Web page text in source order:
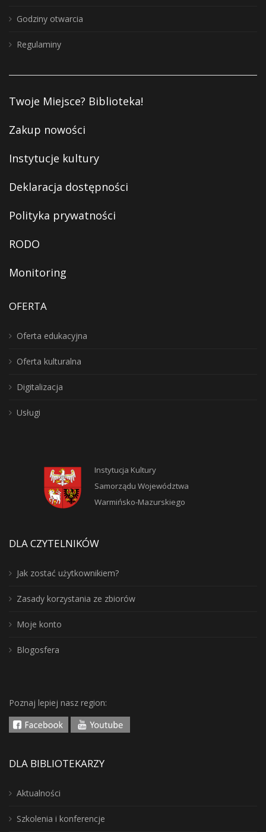
Godziny otwarcia
Regulaminy
Twoje Miejsce? Biblioteka!
Zakup nowości
Instytucje kultury
Deklaracja dostępności
Polityka prywatności
RODO
Monitoring
OFERTA
Oferta edukacyjna
Oferta kulturalna
Digitalizacja
Usługi
Instytucja Kultury
Samorządu Województwa
Warmińsko-Mazurskiego
DLA CZYTELNIKÓW
Jak zostać użytkownikiem?
Zasady korzystania ze zbiorów
Moje konto
Blogosfera
Poznaj lepiej nasz region:
DLA BIBLIOTEKARZY
Aktualności
Szkolenia i konferencje